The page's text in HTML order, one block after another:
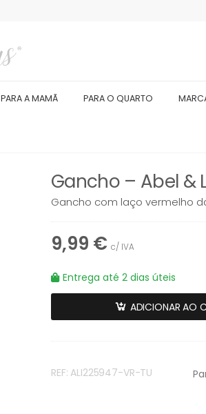
PARA A MAMÃ PARA O QUARTO
Gancho – Abel &
Gancho com laço vermelho
9,99 € c/ IVA
Entrega até 2 dias úteis
ADICIONAR AO
REF: ALI225947-VR-TU